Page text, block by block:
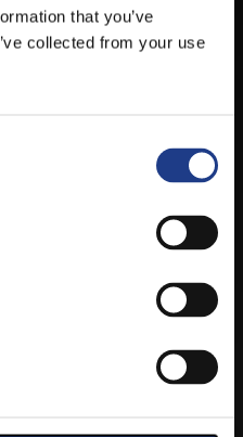
that you’ve
collected from your use
ONLINE!
JEGYÉT ONLINE, BANKKÁRTYÁS